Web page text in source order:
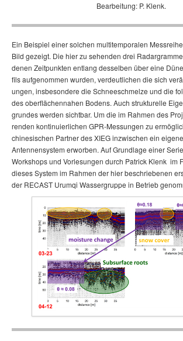
Bearbeitung: P. Klenk.
Ein Beispiel einer solchen mul­ti­tem­po­ralen
Bild gezeigt. Die hier zu se­hen­den drei
denen Zeitpunkten entlang des­selben über eine
fils aufgenommen wurden, ver­deut­li­chen die sich
ungen, ins­be­son­dere die Schnee­schmel­ze und die
des ober­flä­chen­nahen Bo­dens. Auch strukturelle
grundes werden sichtbar. Um die im Rahmen des
renden kontinuierlichen GPR-­Mes­sun­gen zu
chinesischen Partner des XIEG inzwischen ein
Antennensystem erworben. Auf Grundlage einer
Workshops und Vorlesungen durch Patrick Klenk im
dieses System im Rahmen der hier beschriebenen
der RECAST Urumqi Wassergruppe in Betrieb